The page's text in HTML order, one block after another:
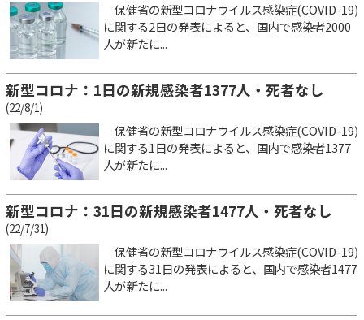
保健省の新型コロナウイルス感染症(COVID-19)
に関する2日の発表によると、国内で感染者2000
人が新たに...
新型コロナ：1日の新規感染者1377人・死者なし
(22/8/1)
保健省の新型コロナウイルス感染症(COVID-19)
に関する1日の発表によると、国内で感染者1377
人が新たに...
新型コロナ：31日の新規感染者1477人・死者なし
(22/7/31)
保健省の新型コロナウイルス感染症(COVID-19)
に関する31日の発表によると、国内で感染者1477
人が新たに...